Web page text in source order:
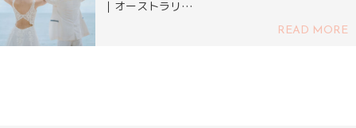
｜オーストラリ…
READ MORE